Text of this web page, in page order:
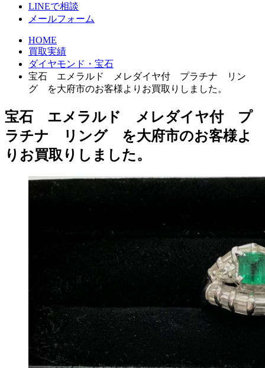
LINEで相談
メールフォーム
HOME
買取実績
ダイヤモンド・宝石
宝石 エメラルド メレダイヤ付 プラチナ リン
グ を大府市のお客様よりお買取りしました。
宝石 エメラルド メレダイヤ付 プ
ラチナ リング を大府市のお客様よ
りお買取りしました。